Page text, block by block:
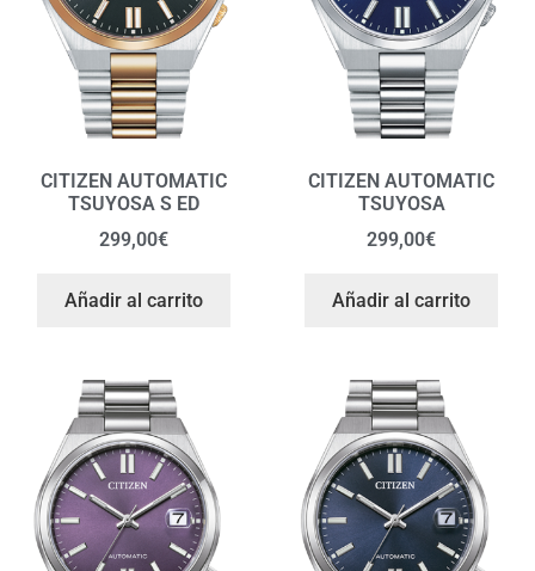
CITIZEN AUTOMATIC
TSUYOSA S ED
299,00€
Añadir al carrito
CITIZEN AUTOMATIC
TSUYOSA
299,00€
Añadir al carrito